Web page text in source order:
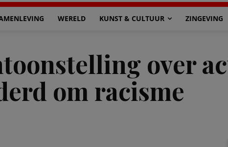
WERELD KUNST & CULTUUR ZINGEVING
over
om racisme